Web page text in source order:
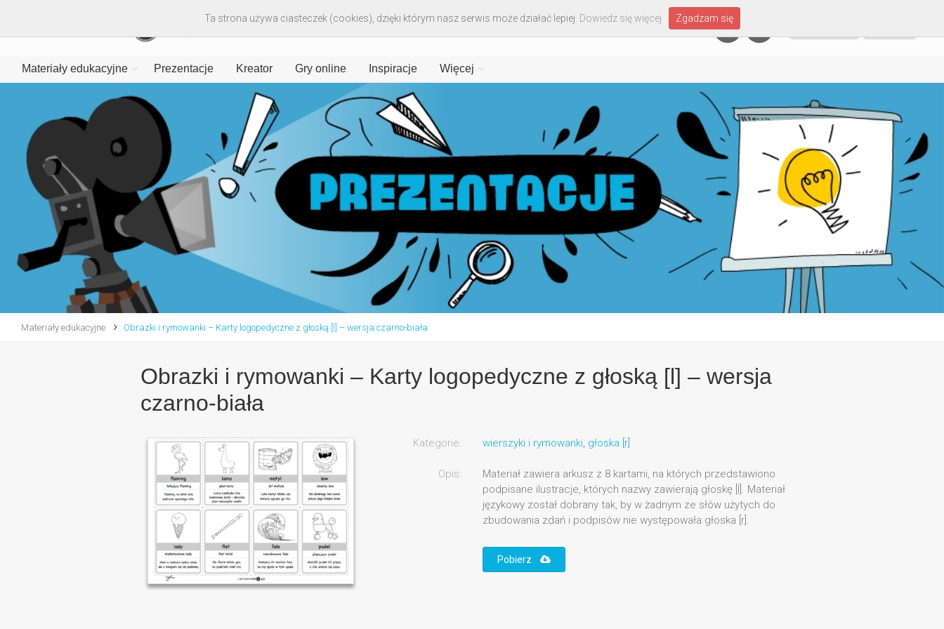
Materiały edukacyjne Prezentacje Kreator Gry online Inspiracje Więcej
Materiały edukacyjne Obrazki i rymowanki – Karty logopedyczne z głoską [l] – wersja czarno-biała
Obrazki i rymowanki – Karty logopedyczne z głoską [l] – wersja
czarno-biała
Kategorie: wierszyki i rymowanki, głoska [r]
Opis:
Materiał zawiera arkusz z 8 kartami, na których przedstawiono
podpisane ilustracje, których nazwy zawierają głoskę [l]. Materiał
językowy został dobrany tak, by w żadnym ze słów użytych do
zbudowania zdań i podpisów nie występowała głoska [r].
Pobierz
Ta strona używa ciasteczek (cookies), dzięki którym nasz serwis może działać lepiej. Dowiedz się więcej Zgadzam się